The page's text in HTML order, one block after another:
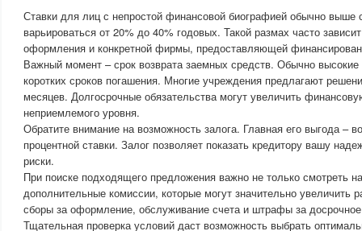
Ставки для лиц с непростой финансовой биографией обычно выше
варьироваться от 20% до 40% годовых. Такой размах часто
оформления и конкретной фирмы, предоставляющей
Важный момент – срок возврата заемных средств. Обычно высокие
коротких сроков погашения. Многие учреждения предлагают
месяцев. Долгосрочные обязательства могут увеличить
неприемлемого уровня.
Обратите внимание на возможность залога. Главная его выгода –
процентной ставки. Залог позволяет показать кредитору вашу
риски.
При поиске подходящего предложения важно не только смотреть
дополнительные комиссии, которые могут значительно увеличить
сборы за оформление, обслуживание счета и штрафы за
Тщательная проверка условий даст возможность выбрать